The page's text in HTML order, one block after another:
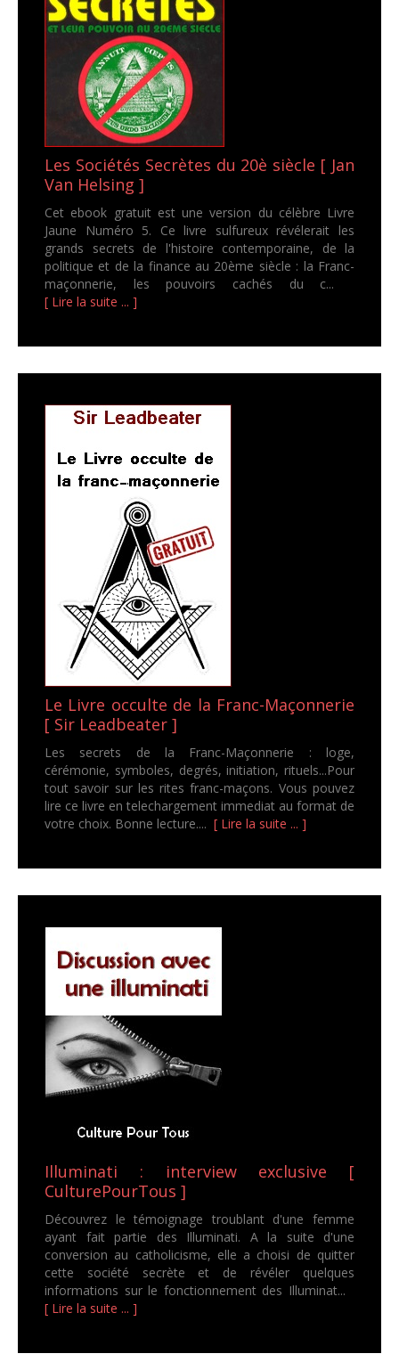
Les Sociétés Secrètes du 20è siècle [ Jan
Van Helsing ]
Cet ebook gratuit est une version du célèbre Livre
Jaune Numéro 5. Ce livre sulfureux révélerait les
grands secrets de l'histoire contemporaine, de la
politique et de la finance au 20ème siècle : la Franc-
maçonnerie, les pouvoirs cachés du c...
[ Lire la suite ... ]
Le Livre occulte de la Franc-Maçonnerie
[ Sir Leadbeater ]
Les secrets de la Franc-Maçonnerie : loge,
cérémonie, symboles, degrés, initiation, rituels...Pour
tout savoir sur les rites franc-maçons. Vous pouvez
lire ce livre en telechargement immediat au format de
votre choix. Bonne lecture.... [ Lire la suite ... ]
Illuminati : interview exclusive [
CulturePourTous ]
Découvrez le témoignage troublant d'une femme
ayant fait partie des Illuminati. A la suite d'une
conversion au catholicisme, elle a choisi de quitter
cette société secrète et de révéler quelques
informations sur le fonctionnement des Illuminat...
[ Lire la suite ... ]